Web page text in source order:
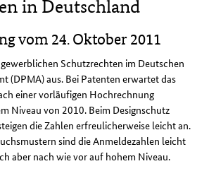
in Deutschland
vom 24. Oktober 2011
Schutzrechten im Deutschen
(DPMA) aus. Bei Patenten erwartet das
einer vorläufigen Hochrechnung
Niveau von 2010. Beim Designschutz
die Zahlen erfreulicherweise leicht an.
sind die Anmeldezahlen leicht
aber nach wie vor auf hohem Niveau.